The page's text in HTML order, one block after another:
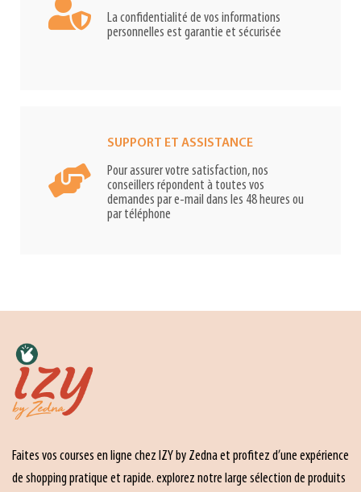
La confidentialité de vos informations
personnelles est garantie et sécurisée
SUPPORT ET ASSISTANCE
Pour assurer votre satisfaction, nos
conseillers répondent à toutes vos
demandes par e-mail dans les 48 heures ou
par téléphone
Faites vos courses en ligne chez IZY by Zedna et profitez d’une expérience
de shopping pratique et rapide. explorez notre large sélection de produits